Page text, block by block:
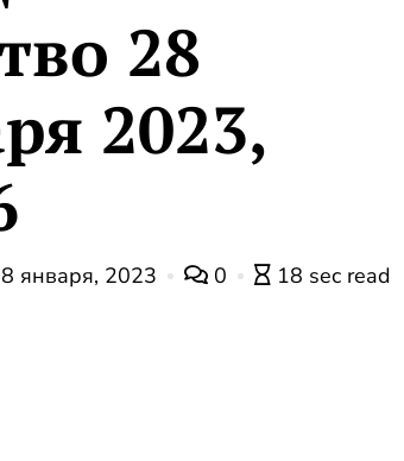
28
2023,
января, 2023 0 18 sec read